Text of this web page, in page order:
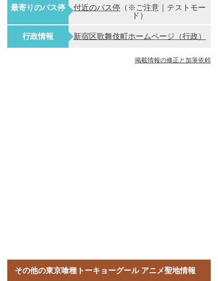
最寄りのバス停 付近のバス停 （※ご注意｜テストモー
ド）
行政情報 新宿区歌舞伎町ホームページ（行政）
掲載情報の修正と加筆依頼
その他の東京喰種トーキョーグール アニメ聖地情報